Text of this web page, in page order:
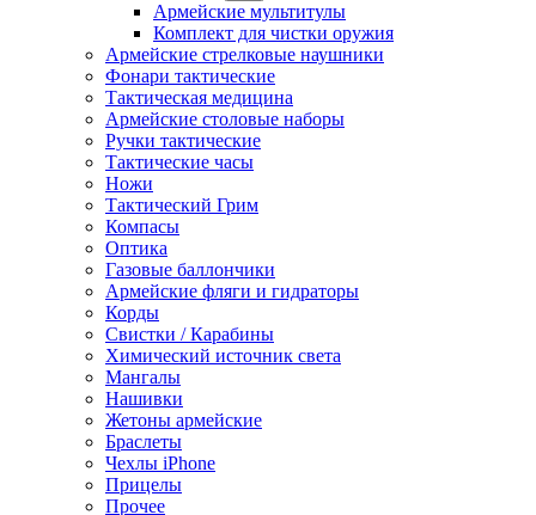
Армейские мультитулы
Комплект для чистки оружия
Армейские стрелковые наушники
Фонари тактические
Тактическая медицина
Армейские столовые наборы
Ручки тактические
Тактические часы
Ножи
Тактический Грим
Компасы
Оптика
Газовые баллончики
Армейские фляги и гидраторы
Корды
Свистки / Карабины
Химический источник света
Мангалы
Нашивки
Жетоны армейские
Браслеты
Чехлы iPhone
Прицелы
Прочее